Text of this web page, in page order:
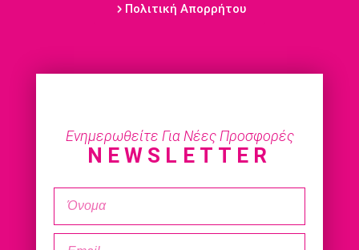
Πολιτική Απορρήτου
Ενημερωθείτε Για Νέες Προσφορές
NEWSLETTER